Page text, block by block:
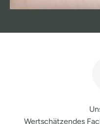
Wertschätzendes